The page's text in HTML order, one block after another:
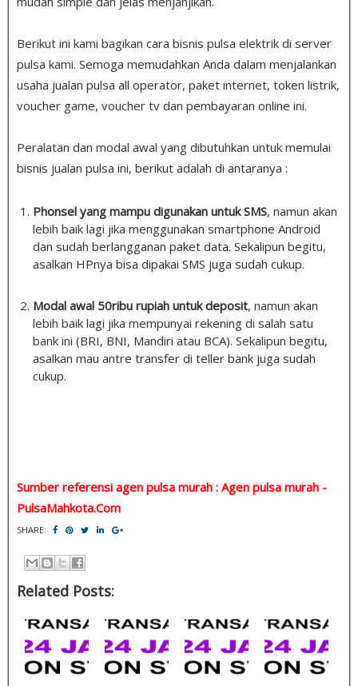
Berikut ini kami bagikan cara bisnis pulsa elektrik di server
pulsa kami. Semoga memudahkan Anda dalam menjalankan
usaha jualan pulsa all operator, paket internet, token listrik,
voucher game, voucher tv dan pembayaran online ini.
Peralatan dan modal awal yang dibutuhkan untuk memulai
bisnis jualan pulsa ini, berikut adalah di antaranya :
Phonsel yang mampu digunakan untuk SMS, namun akan
lebih baik lagi jika menggunakan smartphone Android
dan sudah berlangganan paket data. Sekalipun begitu,
asalkan HPnya bisa dipakai SMS juga sudah cukup.
Modal awal 50ribu rupiah untuk deposit, namun akan
lebih baik lagi jika mempunyai rekening di salah satu
bank ini (BRI, BNI, Mandiri atau BCA). Sekalipun begitu,
asalkan mau antre transfer di teller bank juga sudah
cukup.
Sumber referensi agen pulsa murah : Agen pulsa murah -
PulsaMahkota.Com
SHARE:
Related Posts: